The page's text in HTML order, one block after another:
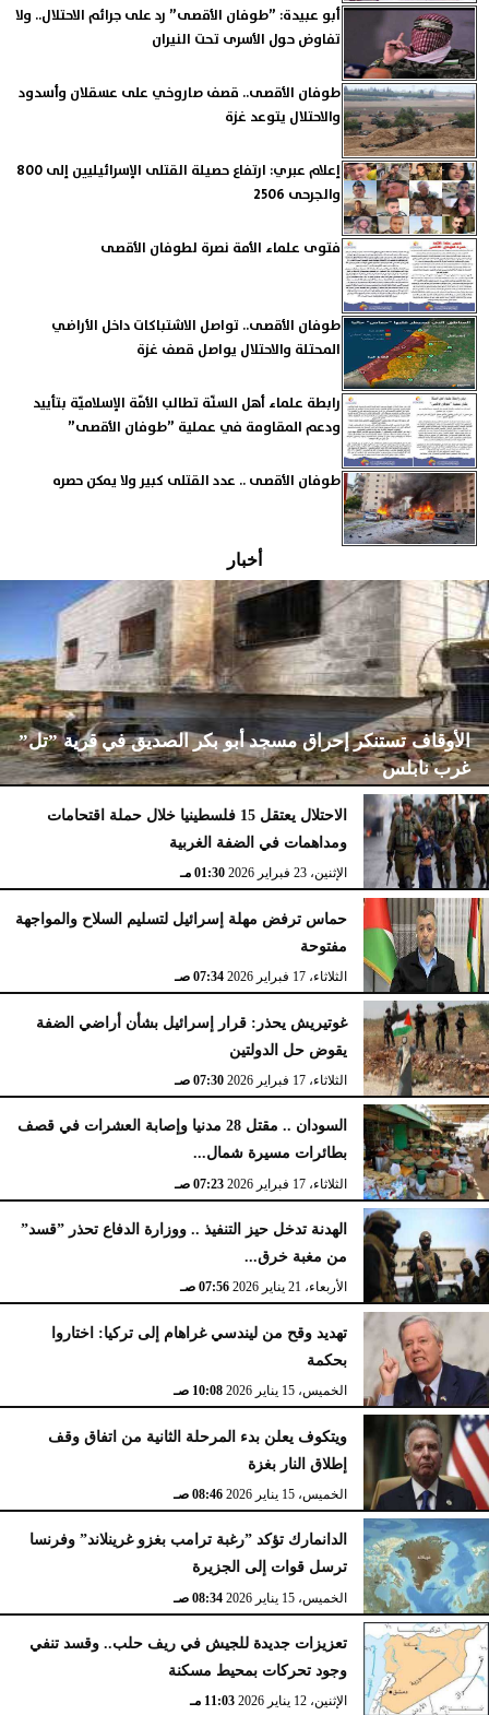
أبو عبيدة: ”طوفان الأقصى” رد على جرائم الاحتلال.. ولا
تفاوض حول الأسرى تحت النيران
طوفان الأقصى.. قصف صاروخي على عسقلان وأسدود
والاحتلال يتوعد غزة
إعلام عبري: ارتفاع حصيلة القتلى الإسرائيليين إلى 800
والجرحى 2506
فتوى علماء الأمة نصرة لطوفان الأقصى
طوفان الأقصى.. تواصل الاشتباكات داخل الأراضي
المحتلة والاحتلال يواصل قصف غزة
رابطة علماء أهل السنّة تطالب الأمّة الإسلاميّة بتأييد
ودعم المقاومة في عملية ”طوفان الأقصى”
طوفان الأقصى .. عدد القتلى كبير ولا يمكن حصره
أخبار
الأوقاف تستنكر إحراق مسجد أبو بكر الصديق في قرية ”تل”
غرب نابلس
الإثنين، 23 فبراير 2026 02:15 مـ
الاحتلال يعتقل 15 فلسطينيا خلال حملة اقتحامات
ومداهمات في الضفة الغربية
الإثنين، 23 فبراير 2026 01:30 مـ
حماس ترفض مهلة إسرائيل لتسليم السلاح والمواجهة
مفتوحة
الثلاثاء، 17 فبراير 2026 07:34 صـ
غوتيريش يحذر: قرار إسرائيل بشأن أراضي الضفة
يقوض حل الدولتين
الثلاثاء، 17 فبراير 2026 07:30 صـ
السودان .. مقتل 28 مدنيا وإصابة العشرات في قصف
بطائرات مسيرة شمال...
الثلاثاء، 17 فبراير 2026 07:23 صـ
الهدنة تدخل حيز التنفيذ .. ووزارة الدفاع تحذر ”قسد”
من مغبة خرق...
الأربعاء، 21 يناير 2026 07:56 صـ
تهديد وقح من ليندسي غراهام إلى تركيا: اختاروا
بحكمة
الخميس، 15 يناير 2026 10:08 صـ
ويتكوف يعلن بدء المرحلة الثانية من اتفاق وقف
إطلاق النار بغزة
الخميس، 15 يناير 2026 08:46 صـ
الدانمارك تؤكد ”رغبة ترامب بغزو غرينلاند” وفرنسا
ترسل قوات إلى الجزيرة
الخميس، 15 يناير 2026 08:34 صـ
تعزيزات جديدة للجيش في ريف حلب.. وقسد تنفي
وجود تحركات بمحيط مسكنة
الإثنين، 12 يناير 2026 11:03 مـ